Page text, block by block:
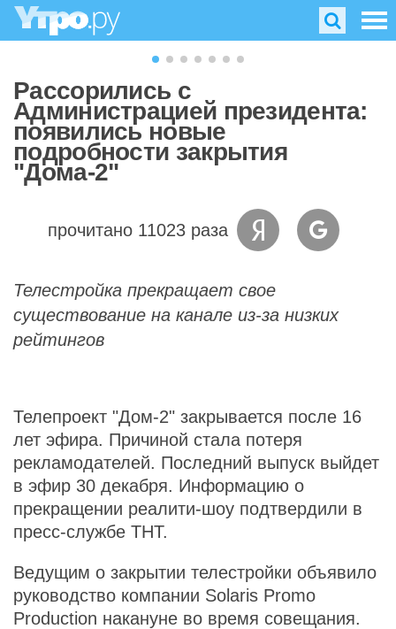
Рассорились с
Администрацией президента:
появились новые
подробности закрытия
"Дома-2"
прочитано 11023 раза
Телестройка прекращает свое
существование на канале из-за низких
рейтингов
Телепроект "Дом-2" закрывается после 16
лет эфира. Причиной стала потеря
рекламодателей. Последний выпуск выйдет
в эфир 30 декабря. Информацию о
прекращении реалити-шоу подтвердили в
пресс-службе ТНТ.
Ведущим о закрытии телестройки объявило
руководство компании Solaris Promo
Production накануне во время совещания.